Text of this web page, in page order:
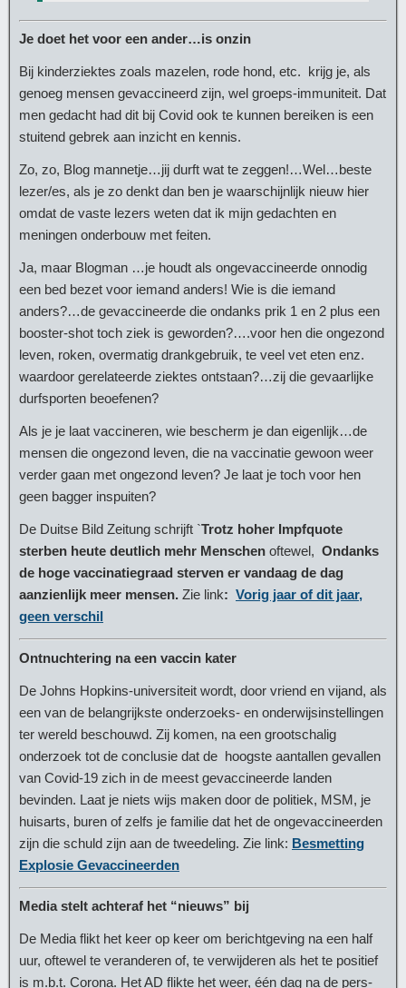
Je doet het voor een ander…is onzin
Bij kinderziektes zoals mazelen, rode hond, etc. krijg je, als
genoeg mensen gevaccineerd zijn, wel groeps-immuniteit. Dat
men gedacht had dit bij Covid ook te kunnen bereiken is een
stuitend gebrek aan inzicht en kennis.
Zo, zo, Blog mannetje…jij durft wat te zeggen!…Wel…beste
lezer/es, als je zo denkt dan ben je waarschijnlijk nieuw hier
omdat de vaste lezers weten dat ik mijn gedachten en
meningen onderbouw met feiten.
Ja, maar Blogman …je houdt als ongevaccineerde onnodig
een bed bezet voor iemand anders! Wie is die iemand
anders?…de gevaccineerde die ondanks prik 1 en 2 plus een
booster-shot toch ziek is geworden?….voor hen die ongezond
leven, roken, overmatig drankgebruik, te veel vet eten enz.
waardoor gerelateerde ziektes ontstaan?…zij die gevaarlijke
durfsporten beoefenen?
Als je je laat vaccineren, wie bescherm je dan eigenlijk…de
mensen die ongezond leven, die na vaccinatie gewoon weer
verder gaan met ongezond leven? Je laat je toch voor hen
geen bagger inspuiten?
De Duitse Bild Zeitung schrijft `Trotz hoher Impfquote
sterben heute deutlich mehr Menschen oftewel, Ondanks
de hoge vaccinatiegraad sterven er vandaag de dag
aanzienlijk meer mensen. Zie link: Vorig jaar of dit jaar,
geen verschil
Ontnuchtering na een vaccin kater
De Johns Hopkins-universiteit wordt, door vriend en vijand, als
een van de belangrijkste onderzoeks- en onderwijsinstellingen
ter wereld beschouwd. Zij komen, na een grootschalig
onderzoek tot de conclusie dat de hoogste aantallen gevallen
van Covid-19 zich in de meest gevaccineerde landen
bevinden. Laat je niets wijs maken door de politiek, MSM, je
huisarts, buren of zelfs je familie dat het de ongevaccineerden
zijn die schuld zijn aan de tweedeling. Zie link: Besmetting
Explosie Gevaccineerden
Media stelt achteraf het “nieuws” bij
De Media flikt het keer op keer om berichtgeving na een half
uur, oftewel te veranderen of, te verwijderen als het te positief
is m.b.t. Corona. Het AD flikte het weer, één dag na de pers-